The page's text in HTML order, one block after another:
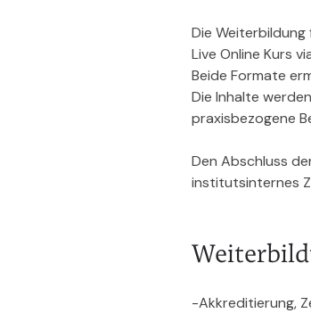
Die
Live Online Kurs
Beide Formate
Die Inhalte
praxisbezogene
Den Abschluss
institutsinternes
-Akkreditierung,